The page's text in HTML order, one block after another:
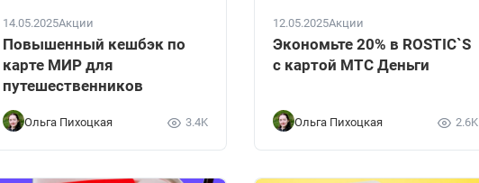
14.05.2025Акции
Повышенный кешбэк по
карте МИР для
путешественников
Ольга Пихоцкая 3.4K
12.05.2025Акции
Экономьте 20% в ROSTIC`S
с картой МТС Деньги
Ольга Пихоцкая 2.6K